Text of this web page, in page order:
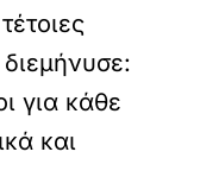
για κάθε
και